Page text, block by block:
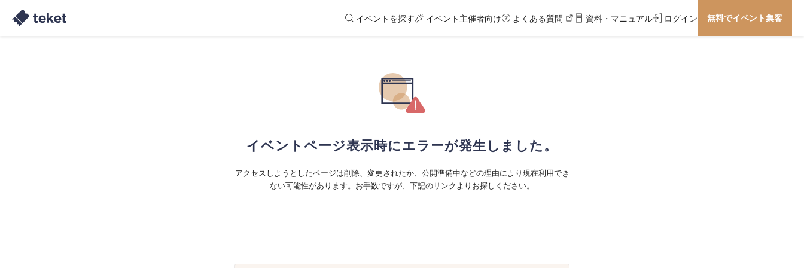
イベントを探す イベント主催者向け よくある質問 資料・マニュアル ログイン 無料でイベント集客
イベントページ表示時にエラーが発生しました。
アクセスしようとしたページは削除、変更されたか、公開準備中などの理由により現在利用でき
ない可能性があります。お手数ですが、下記のリンクよりお探しください。